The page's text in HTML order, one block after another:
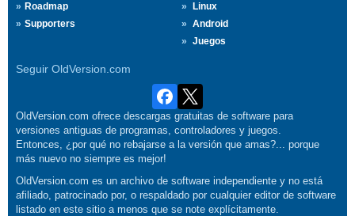
Roadmap
Supporters
Linux
Android
Juegos
Seguir OldVersion.com
OldVersion.com ofrece descargas gratuitas de software para
versiones antiguas de programas, controladores y juegos.
Entonces, ¿por qué no rebajarse a la versión que amas?... porque
más nuevo no siempre es mejor!
OldVersion.com es un archivo de software independiente y no está
afiliado, patrocinado por, o respaldado por cualquier editor de software
listado en este sitio a menos que se note explícitamente.